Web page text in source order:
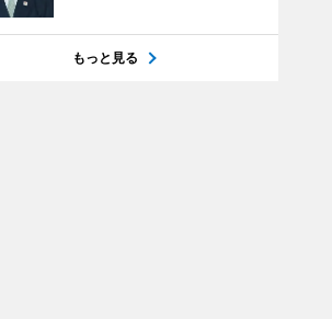
もっと見る